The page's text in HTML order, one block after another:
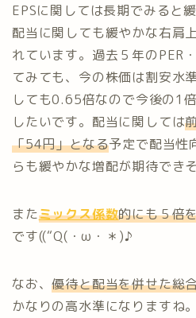
EPSに関しては長期でみると
配当に関しても緩やかな右肩
れています。過去５年のPER
てみても、今の株価は割安水
しても0.65倍なので今後の1
したいです。配当に関しては
「54円」となる予定で配当性
らも緩やかな増配が期待でき
またミックス係数的にも５倍
です((“Q(・ω・＊)♪
なお、優待と配当を併せた総
かなりの高水準になりますね